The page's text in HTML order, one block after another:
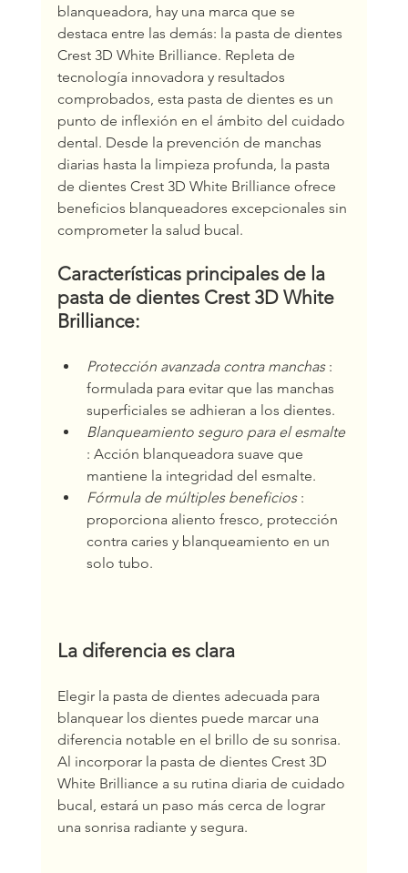
blanqueadora, hay una marca que se
destaca entre las demás: la pasta de dientes
Crest 3D White Brilliance. Repleta de
tecnología innovadora y resultados
comprobados, esta pasta de dientes es un
punto de inflexión en el ámbito del cuidado
dental. Desde la prevención de manchas
diarias hasta la limpieza profunda, la pasta
de dientes Crest 3D White Brilliance ofrece
beneficios blanqueadores excepcionales sin
comprometer la salud bucal.
Características principales de la
pasta de dientes Crest 3D White
Brilliance:
Protección avanzada contra manchas :
formulada para evitar que las manchas
superficiales se adhieran a los dientes.
Blanqueamiento seguro para el esmalte
: Acción blanqueadora suave que
mantiene la integridad del esmalte.
Fórmula de múltiples beneficios :
proporciona aliento fresco, protección
contra caries y blanqueamiento en un
solo tubo.
La diferencia es clara
Elegir la pasta de dientes adecuada para
blanquear los dientes puede marcar una
diferencia notable en el brillo de su sonrisa.
Al incorporar la pasta de dientes Crest 3D
White Brilliance a su rutina diaria de cuidado
bucal, estará un paso más cerca de lograr
una sonrisa radiante y segura.